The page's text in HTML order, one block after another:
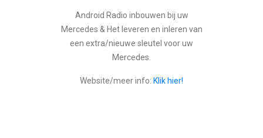
Android Radio inbouwen bij uw
Mercedes & Het leveren en inleren van
een extra/nieuwe sleutel voor uw
Mercedes.
Website/meer info: Klik hier!